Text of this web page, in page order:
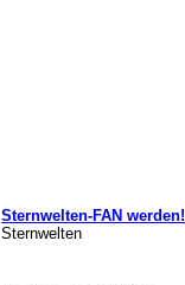
Sternwelten-FAN werden!
Sternwelten